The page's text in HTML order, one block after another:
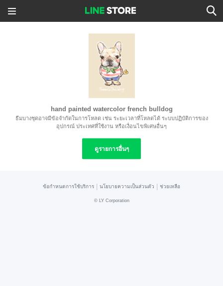
hand painted watercolor french bulldog
ธีมบางชุดอาจมีข้อจำกัดในการโหลด เช่น ระยะเวลาที่โหลดได้ ระบบปฏิบัติการของ
อุปกรณ์ ประเทศที่ใช้งาน หรือเงื่อนไขพิเศษอื่นๆ
ดูรายการอื่นๆ
ข้อกำหนดการใช้บริการ นโยบายความเป็นส่วนตัว ช่วยเหลือ
© LY Corporation